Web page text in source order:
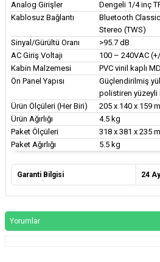
Analog Girişler
Dengeli 1/4 inç
Kablosuz Bağlantı
Bluetooth
Stereo (TWS)
Sinyal/Gürültü Oranı
>95.7 dB
AC Giriş Voltajı
100 – 240VAC
Kabin Malzemesi
PVC vinil kaplı
Ön Panel Yapısı
Güçlendirilmiş
polistiren yüzeyli
Ürün Ölçüleri (Her Biri)
205 x 140 x 159
Ürün Ağırlığı
4.5 kg
Paket Ölçüleri
318 x 381 x 235
Paket Ağırlığı
5.5 kg
Garanti Bilgisi 24 Ay
Yorumlar